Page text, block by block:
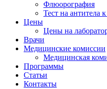
Флюорография
Тест на антитела
Цены
Цены на
Врачи
Медицинские комиссии
Медицинская
Программы
Статьи
Контакты